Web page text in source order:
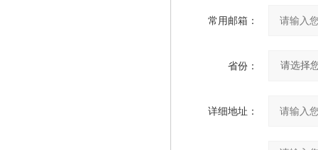
常用邮箱：
省份：
详细地址：